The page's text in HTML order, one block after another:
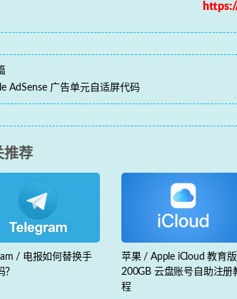
AdSense 广告单元自适屏代码
推荐
/ 电报如何替换手
？
苹果 / Apple iCloud 教育版
200GB 云盘账号自助注册
程